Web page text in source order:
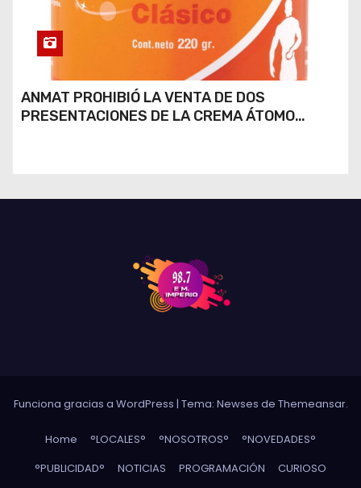
ANMAT PROHIBIÓ LA VENTA DE DOS
PRESENTACIONES DE LA CREMA ÁTOMO
Funciona gracias a WordPress | Tema: Newses de Themeansar.
Home °LOCALES° °NOSOTROS°
°NOVEDADES°
°PUBLICIDAD°
NOTICIAS PROGRAMACIÓN CURIOSO